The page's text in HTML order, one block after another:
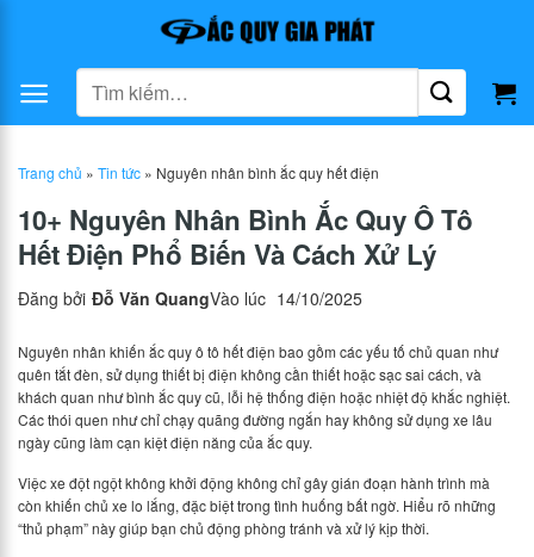
dung
Tìm
kiếm:
Trang chủ » Tin tức » Nguyên nhân bình ắc quy hết điện
10+ Nguyên Nhân Bình Ắc Quy Ô Tô
Hết Điện Phổ Biến Và Cách Xử Lý
Đăng bởi Đỗ Văn QuangVào lúc 14/10/2025
Nguyên nhân khiến ắc quy ô tô hết điện bao gồm các yếu tố chủ quan như
quên tắt đèn, sử dụng thiết bị điện không cần thiết hoặc sạc sai cách, và
khách quan như bình ắc quy cũ, lỗi hệ thống điện hoặc nhiệt độ khắc nghiệt.
Các thói quen như chỉ chạy quãng đường ngắn hay không sử dụng xe lâu
ngày cũng làm cạn kiệt điện năng của ắc quy.
Việc xe đột ngột không khởi động không chỉ gây gián đoạn hành trình mà
còn khiến chủ xe lo lắng, đặc biệt trong tình huống bất ngờ. Hiểu rõ những
“thủ phạm” này giúp bạn chủ động phòng tránh và xử lý kịp thời.